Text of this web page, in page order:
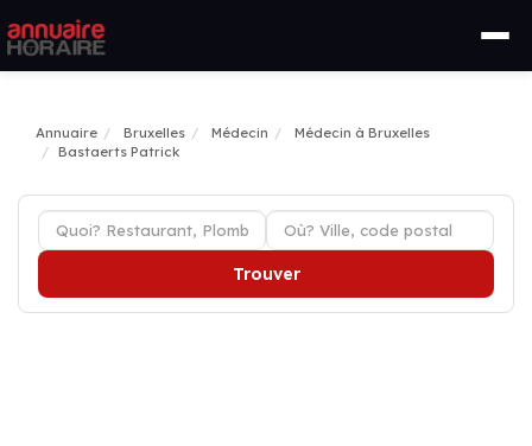
Annuaire Bruxelles Médecin
Médecin à Bruxelles
Bastaerts Patrick
Trouver